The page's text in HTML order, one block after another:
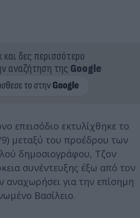
και δες περισσότερο
αναζήτηση της Google
επεισόδιο εκτυλίχθηκε το
μεταξύ του προέδρου των
δημοσιογράφου, Τζον
συνέντευξης έξω από τον
αναχωρήσει για την επίσημη
Βασίλειο.